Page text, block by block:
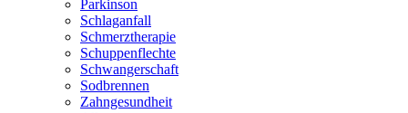
Parkinson
Schlaganfall
Schmerztherapie
Schuppenflechte
Schwangerschaft
Sodbrennen
Zahngesundheit